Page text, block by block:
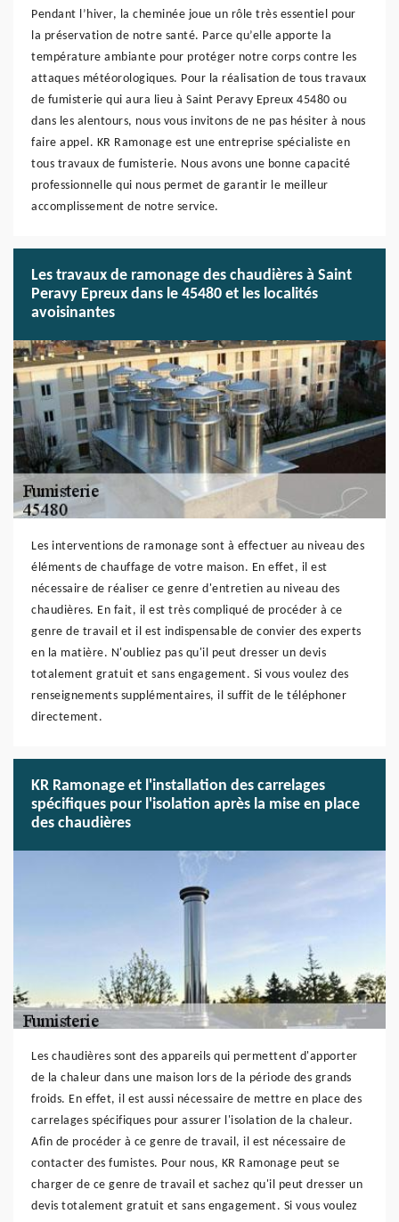
Pendant l’hiver, la cheminée joue un rôle très essentiel pour
la préservation de notre santé. Parce qu’elle apporte la
température ambiante pour protéger notre corps contre les
attaques météorologiques. Pour la réalisation de tous travaux
de fumisterie qui aura lieu à Saint Peravy Epreux 45480 ou
dans les alentours, nous vous invitons de ne pas hésiter à nous
faire appel. KR Ramonage est une entreprise spécialiste en
tous travaux de fumisterie. Nous avons une bonne capacité
professionnelle qui nous permet de garantir le meilleur
accomplissement de notre service.
Les travaux de ramonage des chaudières à Saint
Peravy Epreux dans le 45480 et les localités
avoisinantes
Les interventions de ramonage sont à effectuer au niveau des
éléments de chauffage de votre maison. En effet, il est
nécessaire de réaliser ce genre d'entretien au niveau des
chaudières. En fait, il est très compliqué de procéder à ce
genre de travail et il est indispensable de convier des experts
en la matière. N'oubliez pas qu'il peut dresser un devis
totalement gratuit et sans engagement. Si vous voulez des
renseignements supplémentaires, il suffit de le téléphoner
directement.
KR Ramonage et l'installation des carrelages
spécifiques pour l'isolation après la mise en place
des chaudières
Les chaudières sont des appareils qui permettent d'apporter
de la chaleur dans une maison lors de la période des grands
froids. En effet, il est aussi nécessaire de mettre en place des
carrelages spécifiques pour assurer l'isolation de la chaleur.
Afin de procéder à ce genre de travail, il est nécessaire de
contacter des fumistes. Pour nous, KR Ramonage peut se
charger de ce genre de travail et sachez qu'il peut dresser un
devis totalement gratuit et sans engagement. Si vous voulez